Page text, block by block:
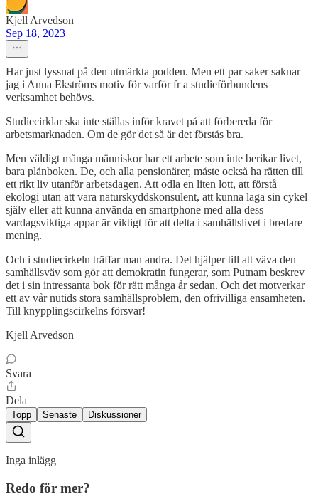
Kjell Arvedson
Sep 18, 2023
Har just lyssnat på den utmärkta podden. Men ett par saker saknar
jag i Anna Ekströms motiv för varför fr a studieförbundens
verksamhet behövs.
Studiecirklar ska inte ställas inför kravet på att förbereda för
arbetsmarknaden. Om de gör det så är det förstås bra.
Men väldigt många människor har ett arbete som inte berikar livet,
bara plånboken. De, och alla pensionärer, måste också ha rätten till
ett rikt liv utanför arbetsdagen. Att odla en liten lott, att förstå
ekologi utan att vara naturskyddskonsulent, att kunna laga sin cykel
själv eller att kunna använda en smartphone med alla dess
vardagsviktiga appar är viktigt för att delta i samhällslivet i bredare
mening.
Och i studiecirkeln träffar man andra. Det hjälper till att väva den
samhällsväv som gör att demokratin fungerar, som Putnam beskrev
det i sin intressanta bok för rätt många år sedan. Och det motverkar
ett av vår nutids stora samhällsproblem, den ofrivilliga ensamheten.
Till knypplingscirkelns försvar!
Kjell Arvedson
Svara
Dela
Topp Senaste Diskussioner
Inga inlägg
Redo för mer?